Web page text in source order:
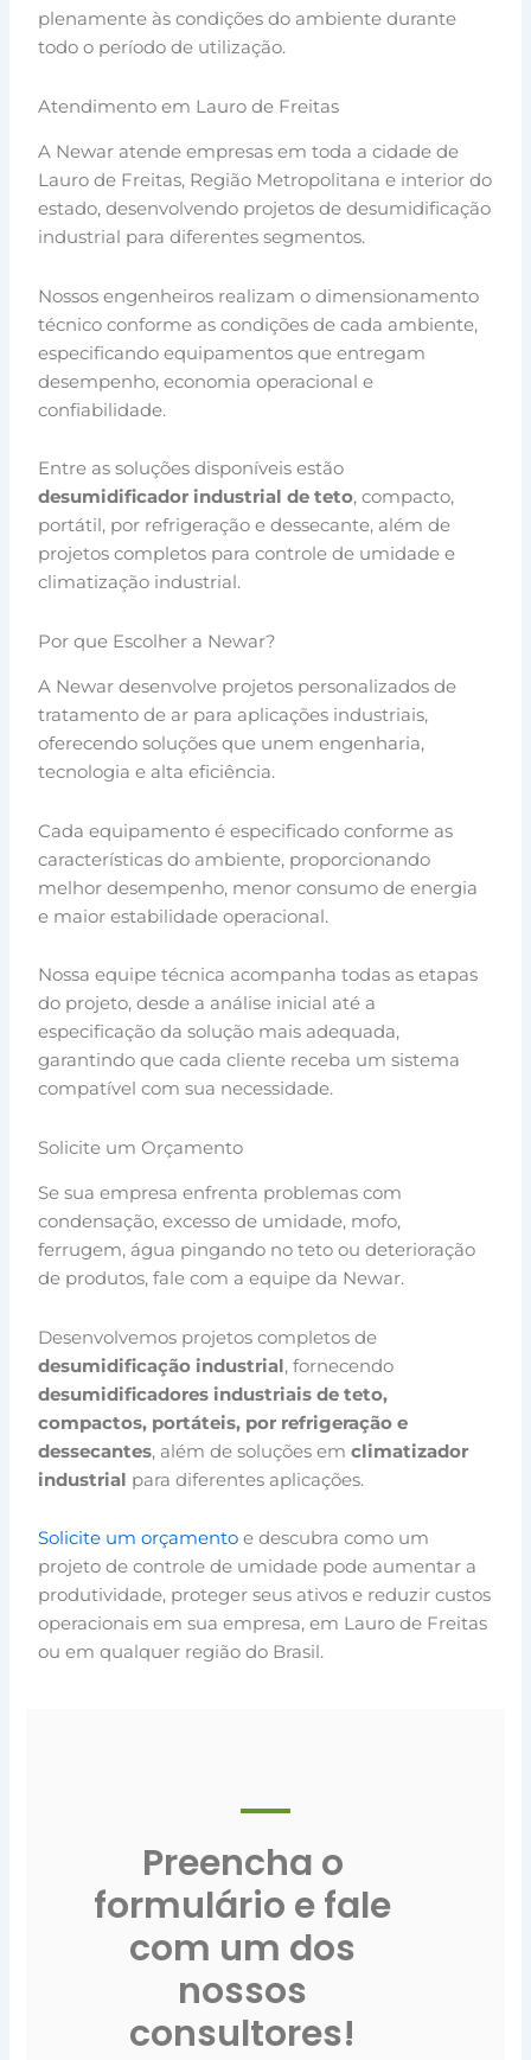
plenamente às condições do ambiente durante
todo o período de utilização.
Atendimento em Lauro de Freitas
A Newar atende empresas em toda a cidade de
Lauro de Freitas, Região Metropolitana e interior do
estado, desenvolvendo projetos de desumidificação
industrial para diferentes segmentos.
Nossos engenheiros realizam o dimensionamento
técnico conforme as condições de cada ambiente,
especificando equipamentos que entregam
desempenho, economia operacional e
confiabilidade.
Entre as soluções disponíveis estão
desumidificador industrial de teto, compacto,
portátil, por refrigeração e dessecante, além de
projetos completos para controle de umidade e
climatização industrial.
Por que Escolher a Newar?
A Newar desenvolve projetos personalizados de
tratamento de ar para aplicações industriais,
oferecendo soluções que unem engenharia,
tecnologia e alta eficiência.
Cada equipamento é especificado conforme as
características do ambiente, proporcionando
melhor desempenho, menor consumo de energia
e maior estabilidade operacional.
Nossa equipe técnica acompanha todas as etapas
do projeto, desde a análise inicial até a
especificação da solução mais adequada,
garantindo que cada cliente receba um sistema
compatível com sua necessidade.
Solicite um Orçamento
Se sua empresa enfrenta problemas com
condensação, excesso de umidade, mofo,
ferrugem, água pingando no teto ou deterioração
de produtos, fale com a equipe da Newar.
Desenvolvemos projetos completos de
desumidificação industrial, fornecendo
desumidificadores industriais de teto,
compactos, portáteis, por refrigeração e
dessecantes, além de soluções emclimatizador
industrial para diferentes aplicações.
Solicite um orçamento e descubra como um
projeto de controle de umidade pode aumentar a
produtividade, proteger seus ativos e reduzir custos
operacionais em sua empresa, em Lauro de Freitas
ou em qualquer região do Brasil.
Preencha o
formulário e fale
com um dos
nossos
consultores!